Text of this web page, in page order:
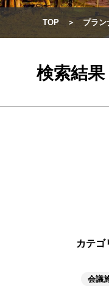
TOP プラン
検索結
カテゴ
会議